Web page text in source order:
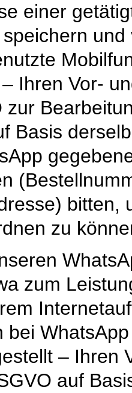
einer
Ihren Vor-
zur
Basis
bitten,
zu
zum
bei
– Ihren
auf